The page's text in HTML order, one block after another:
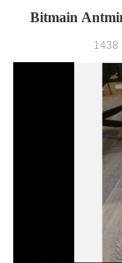
Bitmain